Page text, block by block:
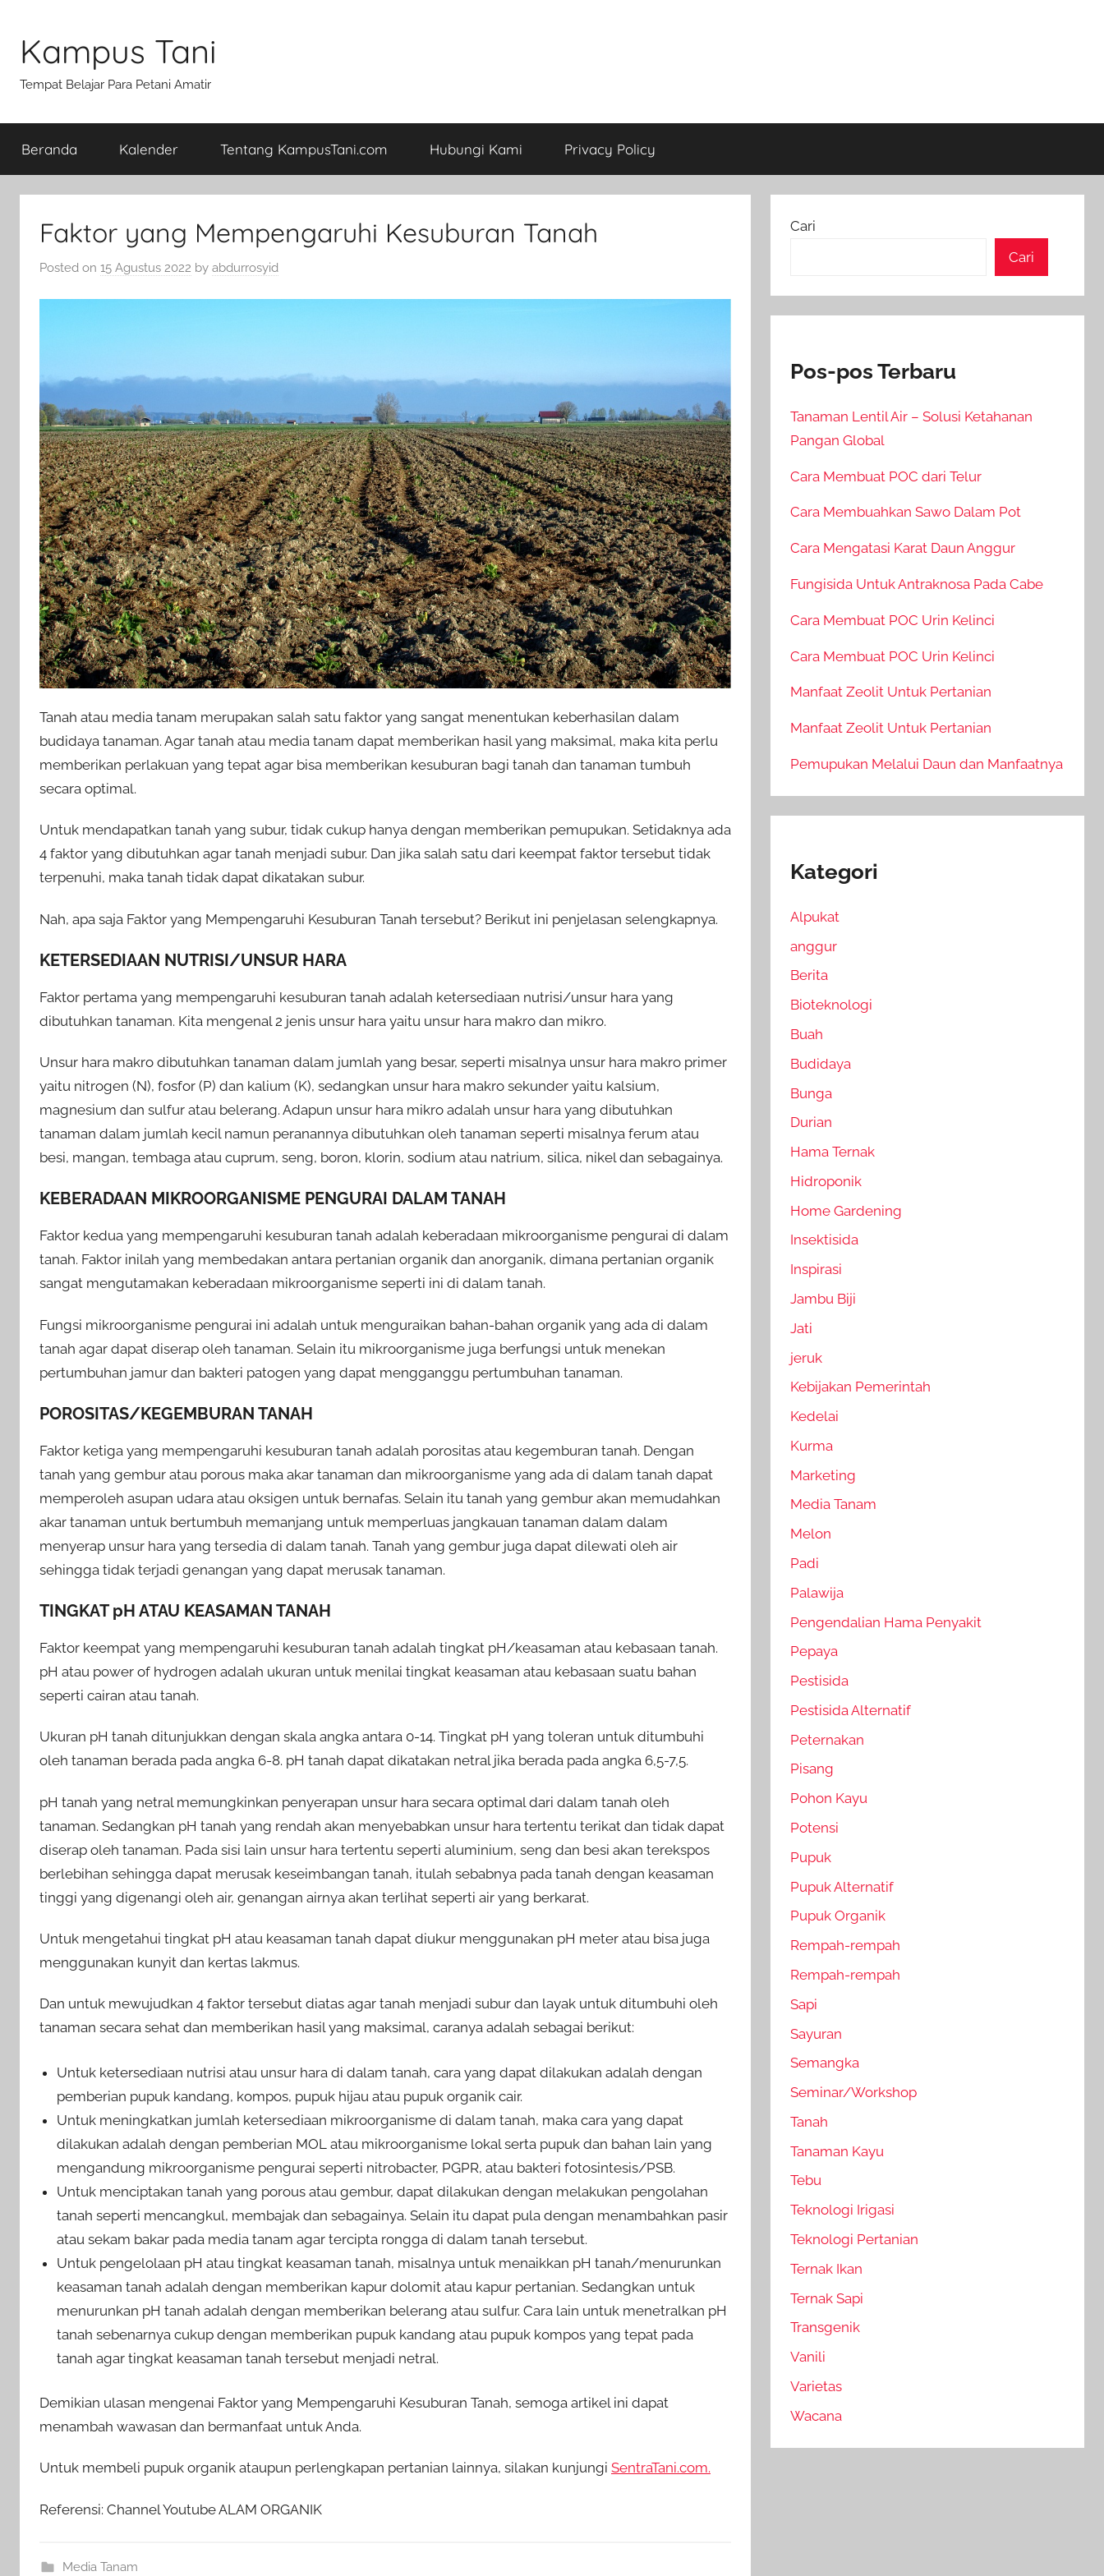
content
Kampus Tani
Tempat Belajar Para Petani Amatir
Beranda Kalender Tentang KampusTani.com Hubungi Kami Privacy Policy
Faktor yang Mempengaruhi Kesuburan Tanah
Posted on 15 Agustus 2022 by abdurrosyid
Tanah atau media tanam merupakan salah satu faktor yang sangat menentukan keberhasilan dalam
budidaya tanaman. Agar tanah atau media tanam dapat memberikan hasil yang maksimal, maka kita perlu
memberikan perlakuan yang tepat agar bisa memberikan kesuburan bagi tanah dan tanaman tumbuh
secara optimal.
Untuk mendapatkan tanah yang subur, tidak cukup hanya dengan memberikan pemupukan. Setidaknya ada
4 faktor yang dibutuhkan agar tanah menjadi subur. Dan jika salah satu dari keempat faktor tersebut tidak
terpenuhi, maka tanah tidak dapat dikatakan subur.
Nah, apa saja Faktor yang Mempengaruhi Kesuburan Tanah tersebut? Berikut ini penjelasan selengkapnya.
KETERSEDIAAN NUTRISI/UNSUR HARA
Faktor pertama yang mempengaruhi kesuburan tanah adalah ketersediaan nutrisi/unsur hara yang
dibutuhkan tanaman. Kita mengenal 2 jenis unsur hara yaitu unsur hara makro dan mikro.
Unsur hara makro dibutuhkan tanaman dalam jumlah yang besar, seperti misalnya unsur hara makro primer
yaitu nitrogen (N), fosfor (P) dan kalium (K), sedangkan unsur hara makro sekunder yaitu kalsium,
magnesium dan sulfur atau belerang. Adapun unsur hara mikro adalah unsur hara yang dibutuhkan
tanaman dalam jumlah kecil namun peranannya dibutuhkan oleh tanaman seperti misalnya ferum atau
besi, mangan, tembaga atau cuprum, seng, boron, klorin, sodium atau natrium, silica, nikel dan sebagainya.
KEBERADAAN MIKROORGANISME PENGURAI DALAM TANAH
Faktor kedua yang mempengaruhi kesuburan tanah adalah keberadaan mikroorganisme pengurai di dalam
tanah. Faktor inilah yang membedakan antara pertanian organik dan anorganik, dimana pertanian organik
sangat mengutamakan keberadaan mikroorganisme seperti ini di dalam tanah.
Fungsi mikroorganisme pengurai ini adalah untuk menguraikan bahan-bahan organik yang ada di dalam
tanah agar dapat diserap oleh tanaman. Selain itu mikroorganisme juga berfungsi untuk menekan
pertumbuhan jamur dan bakteri patogen yang dapat mengganggu pertumbuhan tanaman.
POROSITAS/KEGEMBURAN TANAH
Faktor ketiga yang mempengaruhi kesuburan tanah adalah porositas atau kegemburan tanah. Dengan
tanah yang gembur atau porous maka akar tanaman dan mikroorganisme yang ada di dalam tanah dapat
memperoleh asupan udara atau oksigen untuk bernafas. Selain itu tanah yang gembur akan memudahkan
akar tanaman untuk bertumbuh memanjang untuk memperluas jangkauan tanaman dalam dalam
menyerap unsur hara yang tersedia di dalam tanah. Tanah yang gembur juga dapat dilewati oleh air
sehingga tidak terjadi genangan yang dapat merusak tanaman.
TINGKAT pH ATAU KEASAMAN TANAH
Faktor keempat yang mempengaruhi kesuburan tanah adalah tingkat pH/keasaman atau kebasaan tanah.
pH atau power of hydrogen adalah ukuran untuk menilai tingkat keasaman atau kebasaan suatu bahan
seperti cairan atau tanah.
Ukuran pH tanah ditunjukkan dengan skala angka antara 0-14. Tingkat pH yang toleran untuk ditumbuhi
oleh tanaman berada pada angka 6-8. pH tanah dapat dikatakan netral jika berada pada angka 6,5-7,5.
pH tanah yang netral memungkinkan penyerapan unsur hara secara optimal dari dalam tanah oleh
tanaman. Sedangkan pH tanah yang rendah akan menyebabkan unsur hara tertentu terikat dan tidak dapat
diserap oleh tanaman. Pada sisi lain unsur hara tertentu seperti aluminium, seng dan besi akan terekspos
berlebihan sehingga dapat merusak keseimbangan tanah, itulah sebabnya pada tanah dengan keasaman
tinggi yang digenangi oleh air, genangan airnya akan terlihat seperti air yang berkarat.
Untuk mengetahui tingkat pH atau keasaman tanah dapat diukur menggunakan pH meter atau bisa juga
menggunakan kunyit dan kertas lakmus.
Dan untuk mewujudkan 4 faktor tersebut diatas agar tanah menjadi subur dan layak untuk ditumbuhi oleh
tanaman secara sehat dan memberikan hasil yang maksimal, caranya adalah sebagai berikut:
Untuk ketersediaan nutrisi atau unsur hara di dalam tanah, cara yang dapat dilakukan adalah dengan
pemberian pupuk kandang, kompos, pupuk hijau atau pupuk organik cair.
Untuk meningkatkan jumlah ketersediaan mikroorganisme di dalam tanah, maka cara yang dapat
dilakukan adalah dengan pemberian MOL atau mikroorganisme lokal serta pupuk dan bahan lain yang
mengandung mikroorganisme pengurai seperti nitrobacter, PGPR, atau bakteri fotosintesis/PSB.
Untuk menciptakan tanah yang porous atau gembur, dapat dilakukan dengan melakukan pengolahan
tanah seperti mencangkul, membajak dan sebagainya. Selain itu dapat pula dengan menambahkan pasir
atau sekam bakar pada media tanam agar tercipta rongga di dalam tanah tersebut.
Untuk pengelolaan pH atau tingkat keasaman tanah, misalnya untuk menaikkan pH tanah/menurunkan
keasaman tanah adalah dengan memberikan kapur dolomit atau kapur pertanian. Sedangkan untuk
menurunkan pH tanah adalah dengan memberikan belerang atau sulfur. Cara lain untuk menetralkan pH
tanah sebenarnya cukup dengan memberikan pupuk kandang atau pupuk kompos yang tepat pada
tanah agar tingkat keasaman tanah tersebut menjadi netral.
Demikian ulasan mengenai Faktor yang Mempengaruhi Kesuburan Tanah, semoga artikel ini dapat
menambah wawasan dan bermanfaat untuk Anda.
Untuk membeli pupuk organik ataupun perlengkapan pertanian lainnya, silakan kunjungi SentraTani.com.
Referensi: Channel Youtube ALAM ORGANIK
Media Tanam
Cari
Cari
Pos-pos Terbaru
Tanaman Lentil Air – Solusi Ketahanan
Pangan Global
Cara Membuat POC dari Telur
Cara Membuahkan Sawo Dalam Pot
Cara Mengatasi Karat Daun Anggur
Fungisida Untuk Antraknosa Pada Cabe
Cara Membuat POC Urin Kelinci
Cara Membuat POC Urin Kelinci
Manfaat Zeolit Untuk Pertanian
Manfaat Zeolit Untuk Pertanian
Pemupukan Melalui Daun dan Manfaatnya
Kategori
Alpukat
anggur
Berita
Bioteknologi
Buah
Budidaya
Bunga
Durian
Hama Ternak
Hidroponik
Home Gardening
Insektisida
Inspirasi
Jambu Biji
Jati
jeruk
Kebijakan Pemerintah
Kedelai
Kurma
Marketing
Media Tanam
Melon
Padi
Palawija
Pengendalian Hama Penyakit
Pepaya
Pestisida
Pestisida Alternatif
Peternakan
Pisang
Pohon Kayu
Potensi
Pupuk
Pupuk Alternatif
Pupuk Organik
Rempah-rempah
Rempah-rempah
Sapi
Sayuran
Semangka
Seminar/Workshop
Tanah
Tanaman Kayu
Tebu
Teknologi Irigasi
Teknologi Pertanian
Ternak Ikan
Ternak Sapi
Transgenik
Vanili
Varietas
Wacana